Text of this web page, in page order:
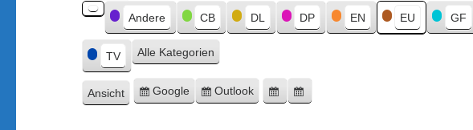
als
Kategorien
Kategorie
ohne
Titel
Andere CB DL DP EN EU GF
TV Alle Kategorien
Ansicht ausdrucken
Eintragen
Google
Eintragen
Outlook
Google-